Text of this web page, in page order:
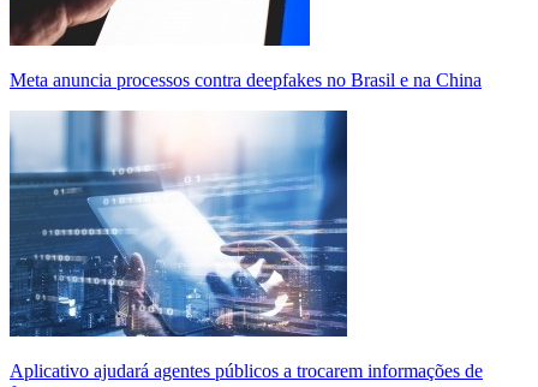
Meta anuncia processos contra deepfakes no Brasil e na China
Aplicativo ajudará agentes públicos a trocarem informações de